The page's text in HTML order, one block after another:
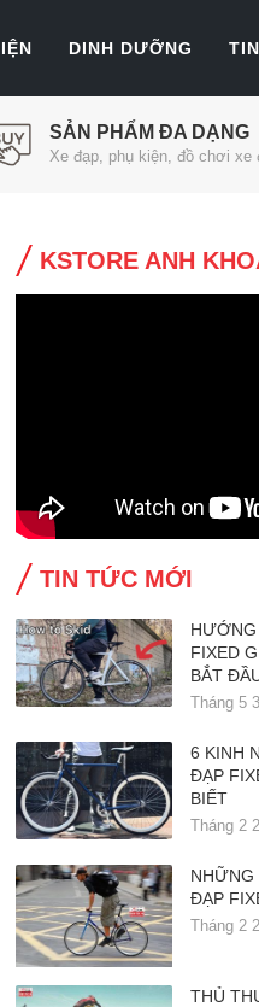
DINH DƯỠNG
SẢN PHẨM ĐA DẠNG
Xe đạp, phụ kiện, đồ chơi xe
KSTORE ANH
TIN TỨC MỚI
FIXED
BẮT
Tháng 5
6 KINH
ĐẠP
BIẾT
Tháng 2
NHỮNG
ĐẠP
Tháng 2
THỦ